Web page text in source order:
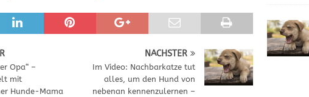
29, 2021 ] Kalzium für Hunde – Knochen oder Eierschalen? DIES UND DAS
Opa“ –
mit
Hunde-Mama
NÄCHSTER
Im Video: Nachbarkatze tut
alles, um den Hund von
nebenan kennenzulernen –